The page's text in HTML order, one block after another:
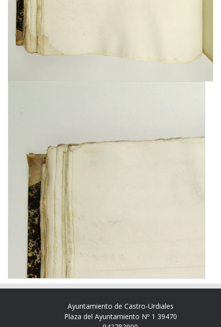
Ayuntamiento de Castro-Urdiales
Plaza del Ayuntamiento Nº 1 39470